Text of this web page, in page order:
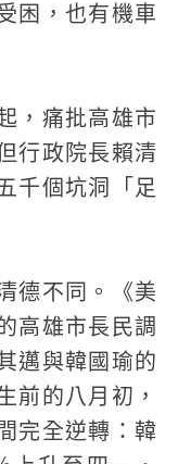
困，也有機車
，痛批高雄市
行政院長賴清
千個坑洞「足
德不同。《美
高雄市長民調
邁與韓國瑜的
前的八月初，
完全逆轉：韓